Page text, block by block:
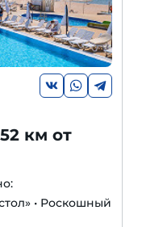
км от
• Роскошный